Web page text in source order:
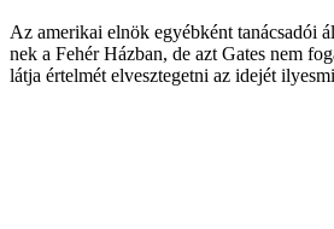
Az amerikai elnök egyébként tanácsadói
nek a Fehér Házban, de azt Gates nem
látja értelmét elvesztegetni az idejét